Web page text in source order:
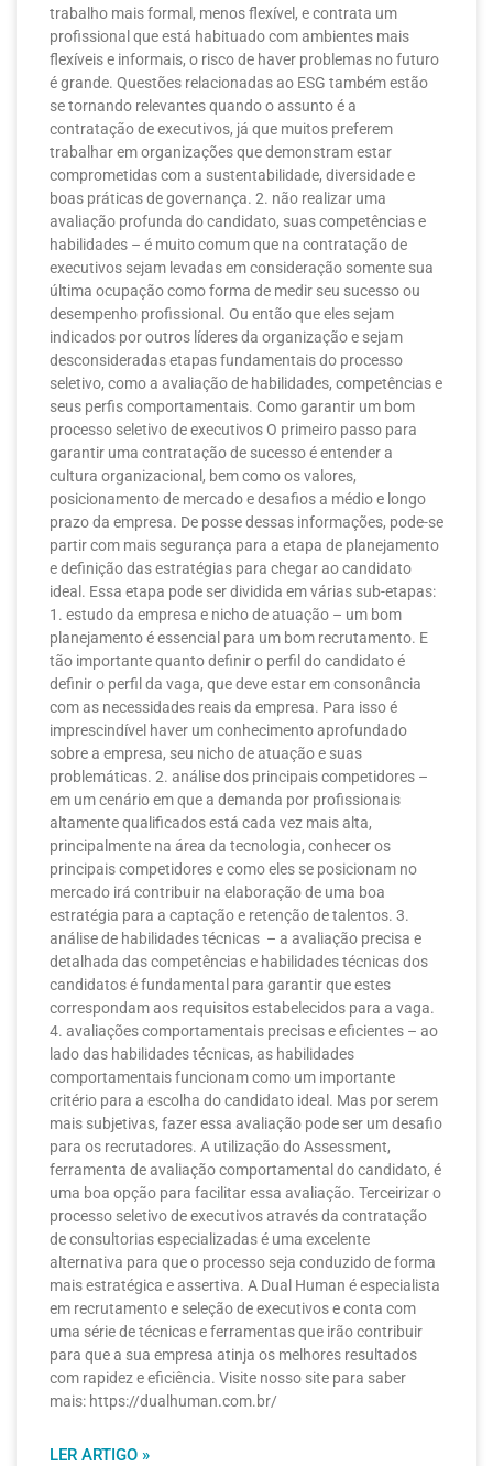
trabalho mais formal, menos flexível, e contrata um
profissional que está habituado com ambientes mais
flexíveis e informais, o risco de haver problemas no futuro
é grande. Questões relacionadas ao ESG também estão
se tornando relevantes quando o assunto é a
contratação de executivos, já que muitos preferem
trabalhar em organizações que demonstram estar
comprometidas com a sustentabilidade, diversidade e
boas práticas de governança. 2. não realizar uma
avaliação profunda do candidato, suas competências e
habilidades – é muito comum que na contratação de
executivos sejam levadas em consideração somente sua
última ocupação como forma de medir seu sucesso ou
desempenho profissional. Ou então que eles sejam
indicados por outros líderes da organização e sejam
desconsideradas etapas fundamentais do processo
seletivo, como a avaliação de habilidades, competências e
seus perfis comportamentais. Como garantir um bom
processo seletivo de executivos O primeiro passo para
garantir uma contratação de sucesso é entender a
cultura organizacional, bem como os valores,
posicionamento de mercado e desafios a médio e longo
prazo da empresa. De posse dessas informações, pode-se
partir com mais segurança para a etapa de planejamento
e definição das estratégias para chegar ao candidato
ideal. Essa etapa pode ser dividida em várias sub-etapas:
1. estudo da empresa e nicho de atuação – um bom
planejamento é essencial para um bom recrutamento. E
tão importante quanto definir o perfil do candidato é
definir o perfil da vaga, que deve estar em consonância
com as necessidades reais da empresa. Para isso é
imprescindível haver um conhecimento aprofundado
sobre a empresa, seu nicho de atuação e suas
problemáticas. 2. análise dos principais competidores –
em um cenário em que a demanda por profissionais
altamente qualificados está cada vez mais alta,
principalmente na área da tecnologia, conhecer os
principais competidores e como eles se posicionam no
mercado irá contribuir na elaboração de uma boa
estratégia para a captação e retenção de talentos. 3.
análise de habilidades técnicas – a avaliação precisa e
detalhada das competências e habilidades técnicas dos
candidatos é fundamental para garantir que estes
correspondam aos requisitos estabelecidos para a vaga.
4. avaliações comportamentais precisas e eficientes – ao
lado das habilidades técnicas, as habilidades
comportamentais funcionam como um importante
critério para a escolha do candidato ideal. Mas por serem
mais subjetivas, fazer essa avaliação pode ser um desafio
para os recrutadores. A utilização do Assessment,
ferramenta de avaliação comportamental do candidato, é
uma boa opção para facilitar essa avaliação. Terceirizar o
processo seletivo de executivos através da contratação
de consultorias especializadas é uma excelente
alternativa para que o processo seja conduzido de forma
mais estratégica e assertiva. A Dual Human é especialista
em recrutamento e seleção de executivos e conta com
uma série de técnicas e ferramentas que irão contribuir
para que a sua empresa atinja os melhores resultados
com rapidez e eficiência. Visite nosso site para saber
mais: https://dualhuman.com.br/
LER ARTIGO »